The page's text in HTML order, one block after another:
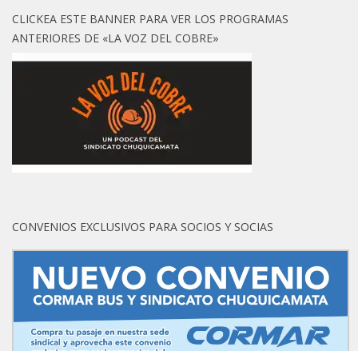
CLICKEA ESTE BANNER PARA VER LOS PROGRAMAS
ANTERIORES DE «LA VOZ DEL COBRE»
CONVENIOS EXCLUSIVOS PARA SOCIOS Y SOCIAS